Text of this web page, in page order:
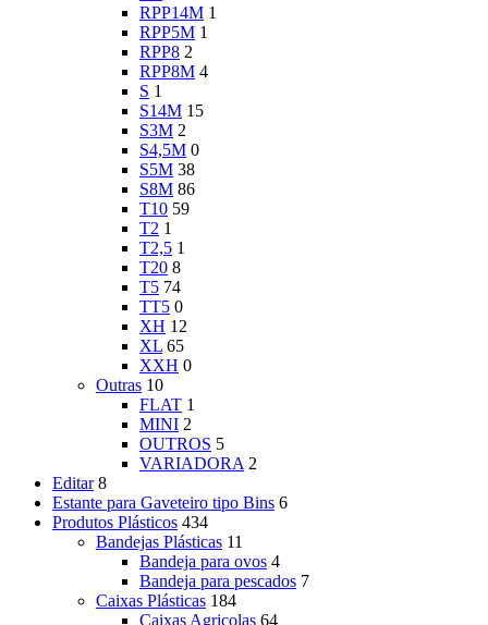
RPP14M 1
RPP5M 1
RPP8 2
RPP8M 4
S 1
S14M 15
S3M 2
S4,5M 0
S5M 38
S8M 86
T10 59
T2 1
T2,5 1
T20 8
T5 74
TT5 0
XH 12
XL 65
XXH 0
Outras 10
FLAT 1
MINI 2
OUTROS 5
VARIADORA 2
Editar 8
Estante para Gaveteiro tipo Bins 6
Produtos Plásticos 434
Bandejas Plásticas 11
Bandeja para ovos 4
Bandeja para pescados 7
Caixas Plásticas 184
Caixas Agricolas 64